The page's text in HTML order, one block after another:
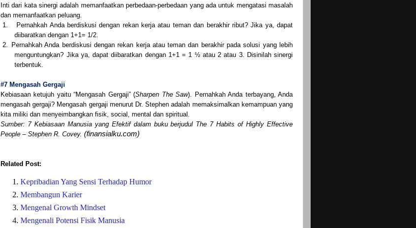
Inti dari kata sinergi adalah memanfaatkan perbedaan-perbedaan yang ada untuk mengatasi masalah
dan memanfaatkan peluang.
1.
Pernahkah Anda berdiskusi dengan rekan kerja atau teman dan berakhir ribut? Jika ya, dapat
diibaratkan dengan 1+1= 1/2.
2.
Pernahkah Anda berdiskusi dengan rekan kerja atau teman dan berakhir pada solusi yang lebih
menguntungkan? Jika ya, dapat diibaratkan dengan 1+1 = 1 ½ atau 2 atau 3. Disinilah sinergi
terbentuk.
#7 Mengasah Gergaji
Kebiasaan ketujuh yaitu “Mengasah Gergaji” (Sharpen The Saw). Pernahkah Anda terbayang, Anda
mengasah gergaji? Mengasah gergaji menurut Dr. Stephen adalah memaksimalkan kemampuan yang
kita miliki dan menyeimbangkan fisik, social, mental dan spiritual.
Sumber: 7 Kebiasaan Manusia yang Efektif dalam buku berjudul The 7 Habits of Highly Effective
People – Stephen R. Covey. (finansialku.com)
Related Post:
Kepribadian Yang Sensi Terhadap Humor
Membangun Karier
Mengenal Growth Mindset
Mengenali Potensi Fisik Manusia